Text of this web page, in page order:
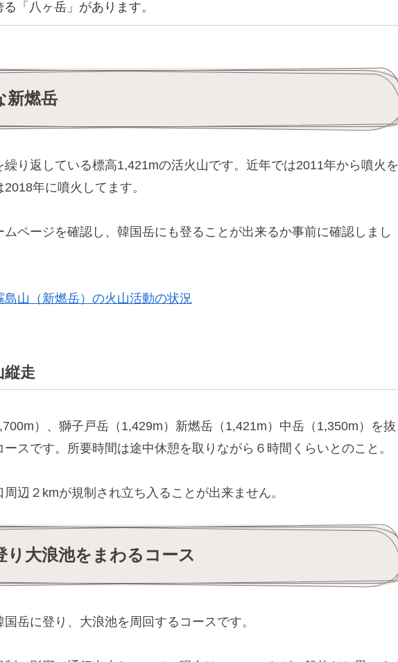
る「八ヶ岳」があります。
新燃岳
り返している標高1,421mの活火山です。近年では2011年から噴火を
年に噴火してます。
ページを確認し、韓国岳にも登ることが出来るか事前に確認しまし
島山（新燃岳）の火山活動の状況
縦走
）、獅子戸岳（1,429m）新燃岳（1,421m）中岳（1,350m）を抜
スです。所要時間は途中休憩を取りながら６時間くらいとのこと。
辺２kmが規制され立ち入ることが出来ません。
り大浪池をまわるコース
国岳に登り、大浪池を周回するコースです。